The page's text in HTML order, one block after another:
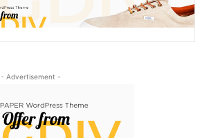
- Advertisement -